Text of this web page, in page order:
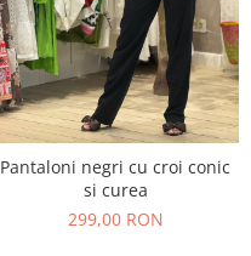
Pantaloni negri cu croi conic
si curea
299,00 RON